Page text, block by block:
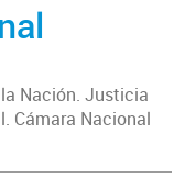
Nación. Justicia
Cámara Nacional